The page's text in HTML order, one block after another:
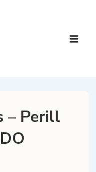
principal
– Perill